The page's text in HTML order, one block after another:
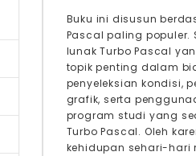
Buku ini disusun
Pascal paling
lunak Turbo Pascal
topik penting dalam
penyeleksian kondisi,
grafik, serta
program studi yang
Turbo Pascal. Oleh
kehidupan sehari-hari